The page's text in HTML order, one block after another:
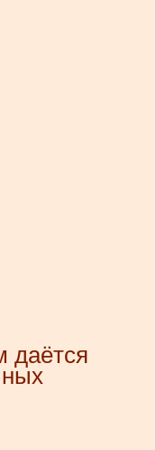
даётся